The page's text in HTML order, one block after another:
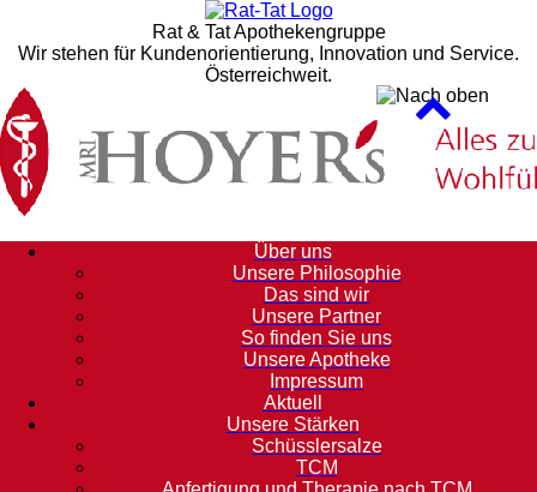
Rat & Tat Apothekengruppe
Wir stehen für Kundenorientierung, Innovation und Service.
Österreichweit.
Über uns
Unsere Philosophie
Das sind wir
Unsere Partner
So finden Sie uns
Unsere Apotheke
Impressum
Aktuell
Unsere Stärken
Schüsslersalze
TCM